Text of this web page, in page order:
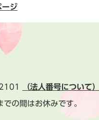
ージ
（法人番号について）
の間はお休みです。